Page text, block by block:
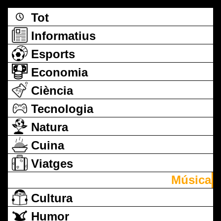
Tot
Informatius
Esports
Economia
Ciència
Tecnologia
Natura
Cuina
Viatges
Música
Cultura
Humor